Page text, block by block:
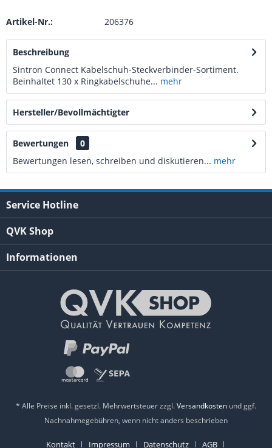
Artikel-Nr.: 206376
Beschreibung
Sintron Connect Kabelschuh-Steckverbinder-Sortiment.
Beinhaltet 130 x Ringkabelschuhe... mehr
Hersteller/Bevollmächtigter
Bewertungen
0
Bewertungen lesen, schreiben und diskutieren... mehr
Service Hotline
QVK Shop
Informationen
* Alle Preise inkl. gesetzl. Mehrwertsteuer zzgl.Versandkosten und ggf.
Nachnahmegebühren, wenn nicht anders beschrieben
Kontakt Impressum Datenschutz AGB